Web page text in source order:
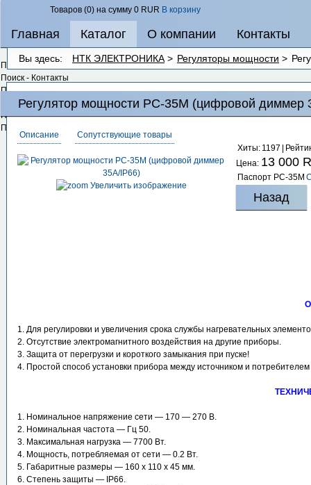
Товаров (0) на сумму 0 RUR В корзину
Главная Каталог О компании Контакты
Поиск - Категории
Поиск - Контакты
Поиск - Контент
Поиск - Ленты новостей
Поиск - Ссылки
Поиск - Метки
Вы здесь: НТК ЭЛЕКТРОНИКА > Регуляторы мощности >
Регулятор мощности РС-35М (цифровой диммер
Описание Сопутствующие товары
Увеличить изображение
Хиты: 1197
Цена: 13 000
Паспорт РС-35М
1. Для регулировки и увеличения срока службы нагревательных
2. Отсутствие электромагнитного воздействия на другие приборы.
3. Защита от перегрузки и короткого замыкания при пуске!
4. Простой способ установки прибора между источником и потребителем
1. Номинальное напряжение сети ― 170 ― 270 В.
2. Номинальная частота ― Гц 50.
3. Максимальная нагрузка ― 7700 Вт.
4. Мощность, потребляемая от сети ― 0.2 Вт.
5. Габаритные размеры ― 160 х 110 х 45 мм.
6. Степень защиты ― IP66.